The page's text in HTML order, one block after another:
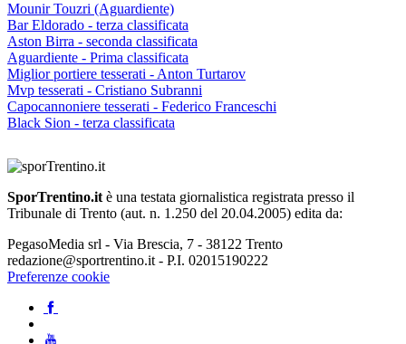
Mounir Touzri (Aguardiente)
Bar Eldorado - terza classificata
Aston Birra - seconda classificata
Aguardiente - Prima classificata
Miglior portiere tesserati - Anton Turtarov
Mvp tesserati - Cristiano Subranni
Capocannoniere tesserati - Federico Franceschi
Black Sion - terza classificata
SporTrentino.it è una testata giornalistica registrata presso il
Tribunale di Trento (aut. n. 1.250 del 20.04.2005) edita da:
PegasoMedia srl - Via Brescia, 7 - 38122 Trento
redazione@sportrentino.it - P.I. 02015190222
Preferenze cookie